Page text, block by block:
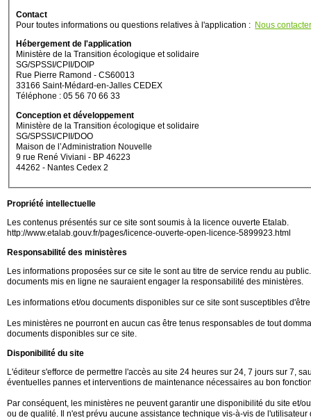
Contact
Pour toutes informations ou questions relatives à l'application : Nous
Hébergement de l'application
Ministère de la Transition écologique et solidaire
SG/SPSSI/CPII/DOIP
Rue Pierre Ramond - CS60013
33166 Saint-Médard-en-Jalles CEDEX
Téléphone : 05 56 70 66 33
Conception et développement
Ministère de la Transition écologique et solidaire
SG/SPSSI/CPII/DOO
Maison de l’Administration Nouvelle
9 rue René Viviani - BP 46223
44262 - Nantes Cedex 2
Propriété intellectuelle
Les contenus présentés sur ce site sont soumis à la licence ouverte Etalab.
http://www.etalab.gouv.fr/pages/licence-ouverte-open-licence-5899923.html
Responsabilité des ministères
Les informations proposées sur ce site le sont au titre de service rendu au
documents mis en ligne ne sauraient engager la responsabilité des ministères.
Les informations et/ou documents disponibles sur ce site sont susceptibles
Les ministères ne pourront en aucun cas être tenus responsables de tout
documents disponibles sur ce site.
Disponibilité du site
L'éditeur s'efforce de permettre l'accès au site 24 heures sur 24, 7 jours sur 7,
éventuelles pannes et interventions de maintenance nécessaires au bon
Par conséquent, les ministères ne peuvent garantir une disponibilité du site et/
ou de qualité. Il n'est prévu aucune assistance technique vis-à-vis de